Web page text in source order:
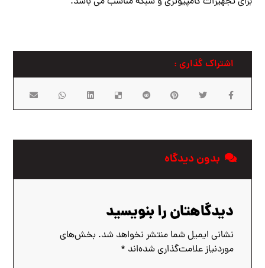
بدون دیدگاه
دیدگاهتان را بنویسید
نشانی ایمیل شما منتشر نخواهد شد. بخش‌های
موردنیاز علامت‌گذاری شده‌اند *